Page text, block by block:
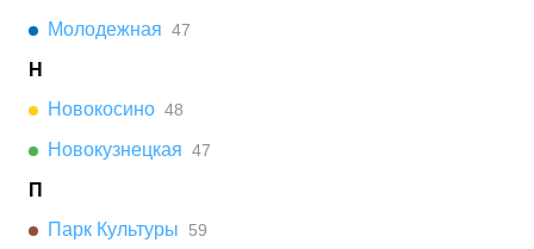
Молодежная 47
Н
Новокосино 48
Новокузнецкая 47
П
Парк Культуры
59